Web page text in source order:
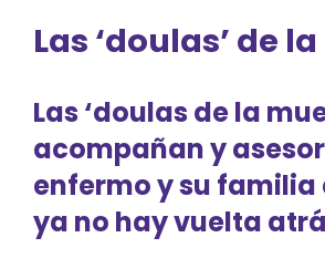
Las ‘doulas’ de
Las ‘doulas de la
acompañan y
enfermo y su familia
ya no hay vuelta